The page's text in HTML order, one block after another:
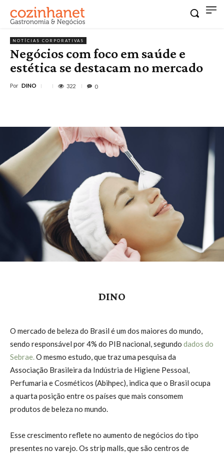
NOTÍCIAS CORPORATIVAS
Negócios com foco em saúde e
estética se destacam no mercado
Por DINO 322 0
DINO
O mercado de beleza do Brasil é um dos maiores do mundo,
sendo responsável por 4% do PIB nacional, segundo dados do
Sebrae. O mesmo estudo, que traz uma pesquisa da
Associação Brasileira da Indústria de Higiene Pessoal,
Perfumaria e Cosméticos (Abihpec), indica que o Brasil ocupa
a quarta posição entre os países que mais consomem
produtos de beleza no mundo.
Esse crescimento reflete no aumento de negócios do tipo
presentes no varejo. Os strip malls, que são centros de